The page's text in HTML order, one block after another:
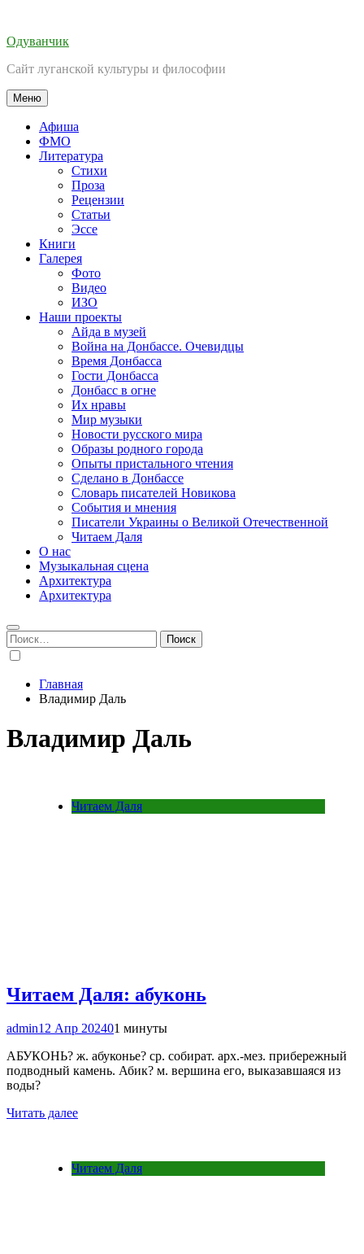
содержимому
Одуванчик
Сайт луганской культуры и философии
Меню
Афиша
ФМО
Литература
Стихи
Проза
Рецензии
Статьи
Эссе
Книги
Галерея
Фото
Видео
ИЗО
Наши проекты
Айда в музей
Война на Донбассе. Очевидцы
Время Донбасса
Гости Донбасса
Донбасс в огне
Их нравы
Мир музыки
Новости русского мира
Образы родного города
Опыты пристального чтения
Сделано в Донбассе
Словарь писателей Новикова
События и мнения
Писатели Украины о Великой Отечественной
Читаем Даля
О нас
Музыкальная сцена
Архитектура
Архитектура
Найти:
Главная
Владимир Даль
Владимир Даль
Читаем Даля
Читаем Даля: абуконь
admin12 Апр 202401 минуты
АБУКОНЬ? ж. абуконье? ср. собират. арх.-мез. прибережный
подводный камень. Абик? м. вершина его, выказавшаяся из
воды?
Читать далее
Читаем Даля